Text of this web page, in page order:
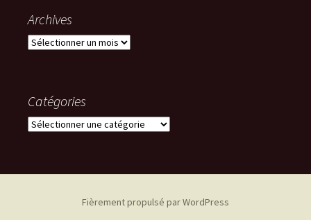
Archives
Archives
Catégories
Catégories
Fièrement propulsé par WordPress